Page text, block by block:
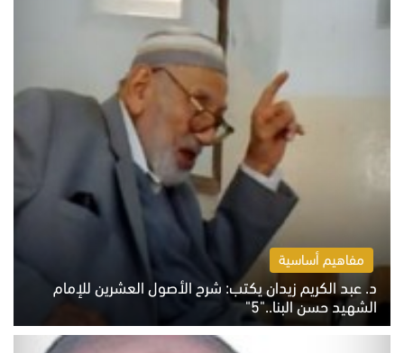
مفاهيم أساسية
د. عبد الكريم زيدان يكتب: شرح الأصول العشرين للإمام
الشهيد حسن البنا.."5"
السبت 8 أغسطس 2026 10:46 ص